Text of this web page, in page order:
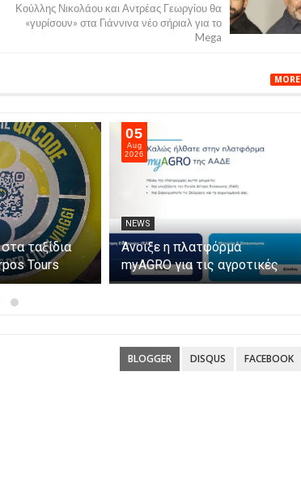
Κούλλης Νικολάου και Αντρέας Γεωργίου θα
«γυρίσουν» στα Γιάννινα νέο σήριαλ για το
Mega
MORE
ταξίδια
Tours
05
Aug
2026
NEWS
Άνοιξε η πλατφόρμα
myAGRO για τις αγροτικές
ενισχύσεις 2026 – Πώς
BLOGGER DISQUS FACEBOOK